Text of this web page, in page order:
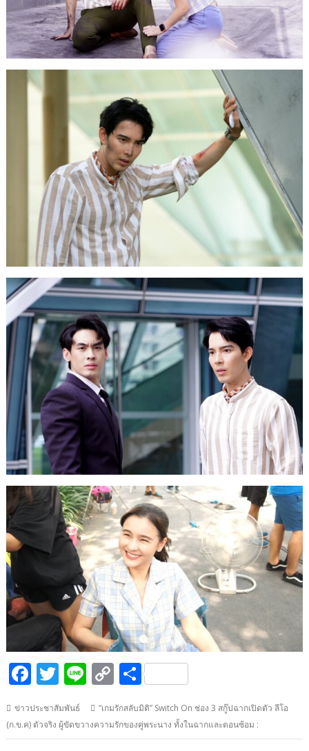
F
e
b
T
itt
er
Li
e
C
p
y
S
ar
e
ข่าวประชาสัมพันธ์
“เกมรักสลับมิติ” Switch On ช่อง 3 สกู๊ปฉากเปิดตัว ลีโอ
(ก.ข.ค) ตัวจริง ผู้ขัดขวางความรักของคู่พระนาง ทั้งในฉากและตอนซ้อม :